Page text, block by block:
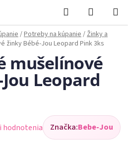
Hľadať
KOŠÍK
/Potreby na kúpanie/Žinky a
žinky Bébé-Jou Leopard Pink 3ks
mušelínové
Leopard
hodnotenia Značka:Bebe-Jou